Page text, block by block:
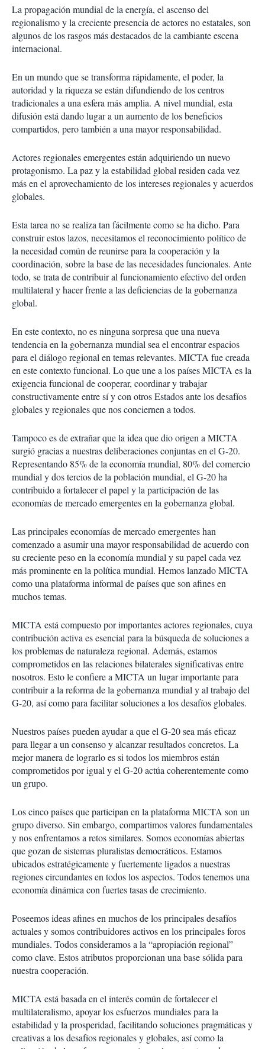
La propagación mundial de la energía, el ascenso del
regionalismo y la creciente presencia de actores no estatales, son
algunos de los rasgos más destacados de la cambiante escena
internacional.
En un mundo que se transforma rápidamente, el poder, la
autoridad y la riqueza se están difundiendo de los centros
tradicionales a una esfera más amplia. A nivel mundial, esta
difusión está dando lugar a un aumento de los beneficios
compartidos, pero también a una mayor responsabilidad.
Actores regionales emergentes están adquiriendo un nuevo
protagonismo. La paz y la estabilidad global residen cada vez
más en el aprovechamiento de los intereses regionales y acuerdos
globales.
Esta tarea no se realiza tan fácilmente como se ha dicho. Para
construir estos lazos, necesitamos el reconocimiento político de
la necesidad común de reunirse para la cooperación y la
coordinación, sobre la base de las necesidades funcionales. Ante
todo, se trata de contribuir al funcionamiento efectivo del orden
multilateral y hacer frente a las deficiencias de la gobernanza
global.
En este contexto, no es ninguna sorpresa que una nueva
tendencia en la gobernanza mundial sea el encontrar espacios
para el diálogo regional en temas relevantes. MICTA fue creada
en este contexto funcional. Lo que une a los países MICTA es la
exigencia funcional de cooperar, coordinar y trabajar
constructivamente entre sí y con otros Estados ante los desafíos
globales y regionales que nos conciernen a todos.
Tampoco es de extrañar que la idea que dio origen a MICTA
surgió gracias a nuestras deliberaciones conjuntas en el G-20.
Representando 85% de la economía mundial, 80% del comercio
mundial y dos tercios de la población mundial, el G-20 ha
contribuido a fortalecer el papel y la participación de las
economías de mercado emergentes en la gobernanza global.
Las principales economías de mercado emergentes han
comenzado a asumir una mayor responsabilidad de acuerdo con
su creciente peso en la economía mundial y su papel cada vez
más prominente en la política mundial. Hemos lanzado MICTA
como una plataforma informal de países que son afines en
muchos temas.
MICTA está compuesto por importantes actores regionales, cuya
contribución activa es esencial para la búsqueda de soluciones a
los problemas de naturaleza regional. Además, estamos
comprometidos en las relaciones bilaterales significativas entre
nosotros. Esto le confiere a MICTA un lugar importante para
contribuir a la reforma de la gobernanza mundial y al trabajo del
G-20, así como para facilitar soluciones a los desafíos globales.
Nuestros países pueden ayudar a que el G-20 sea más eficaz
para llegar a un consenso y alcanzar resultados concretos. La
mejor manera de lograrlo es si todos los miembros están
comprometidos por igual y el G-20 actúa coherentemente como
un grupo.
Los cinco países que participan en la plataforma MICTA son un
grupo diverso. Sin embargo, compartimos valores fundamentales
y nos enfrentamos a retos similares. Somos economías abiertas
que gozan de sistemas pluralistas democráticos. Estamos
ubicados estratégicamente y fuertemente ligados a nuestras
regiones circundantes en todos los aspectos. Todos tenemos una
economía dinámica con fuertes tasas de crecimiento.
Poseemos ideas afines en muchos de los principales desafíos
actuales y somos contribuidores activos en los principales foros
mundiales. Todos consideramos a la “apropiación regional”
como clave. Estos atributos proporcionan una base sólida para
nuestra cooperación.
MICTA está basada en el interés común de fortalecer el
multilateralismo, apoyar los esfuerzos mundiales para la
estabilidad y la prosperidad, facilitando soluciones pragmáticas y
creativas a los desafíos regionales y globales, así como la